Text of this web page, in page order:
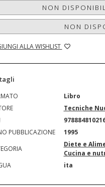
NON
NON
ALLA WISHLIST
Libro
Tecniche
PUBBLICAZIONE
1995
Diete e
Cucina e
ita